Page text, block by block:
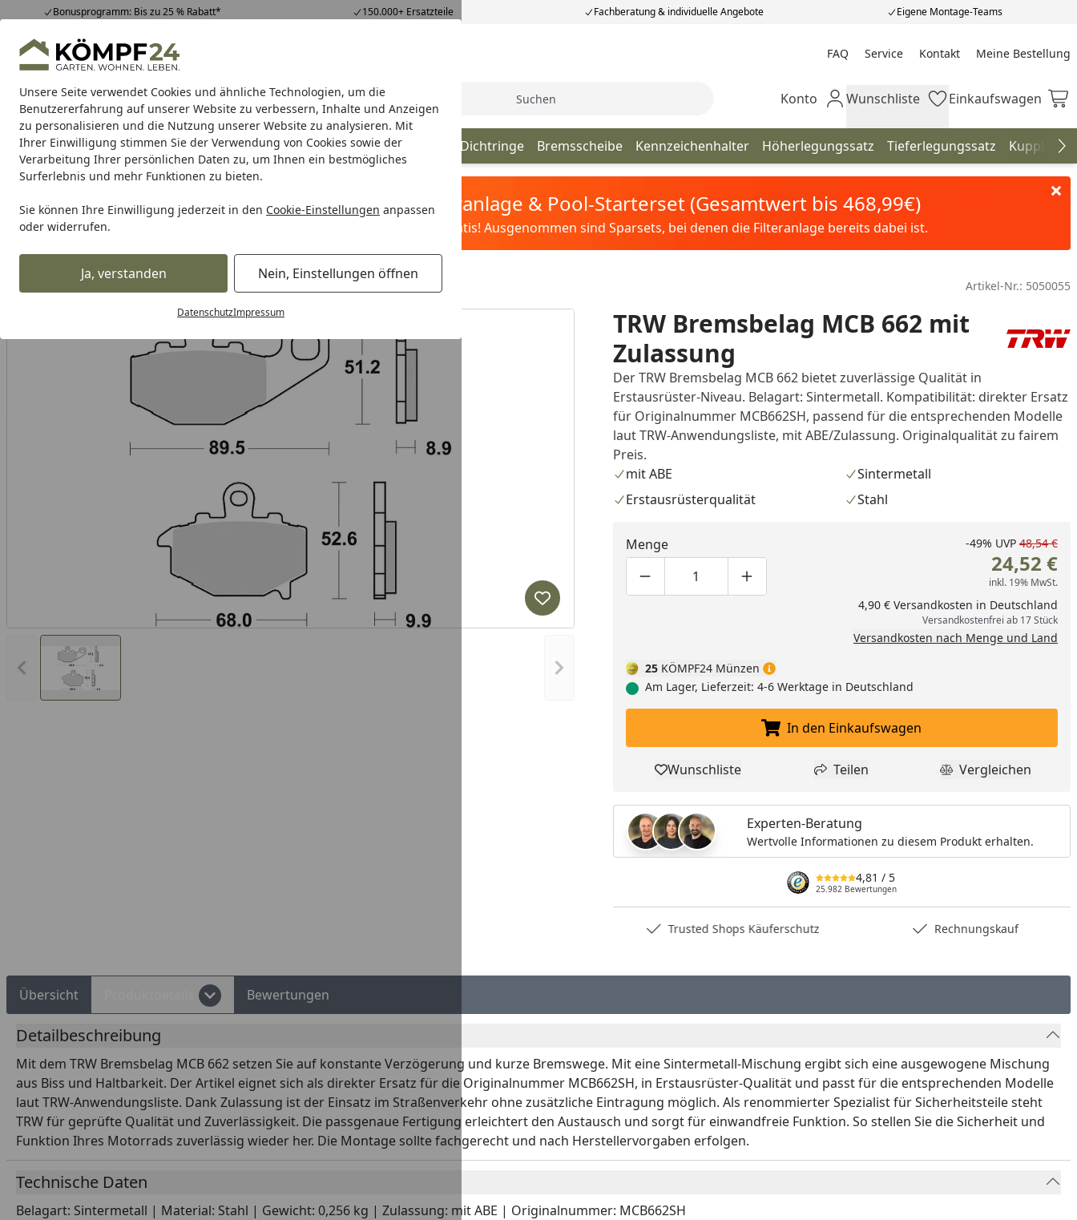
Unsere Seite verwendet Cookies und ähnliche Technologien, um die
Benutzererfahrung auf unserer Website zu verbessern, Inhalte und Anzeigen
zu personalisieren und die Nutzung unserer Website zu analysieren. Mit
Ihrer Einwilligung stimmen Sie der Verwendung von Cookies sowie der
Verarbeitung Ihrer persönlichen Daten zu, um Ihnen ein bestmögliches
Surferlebnis und mehr Funktionen zu bieten.
Sie können Ihre Einwilligung jederzeit in den Cookie-Einstellungen anpassen
oder widerrufen.
Ja, verstanden Nein, Einstellungen öffnen
DatenschutzImpressum
Bonusprogramm: Bis zu 25 % Rabatt* 150.000+ Ersatzteile Fachberatung & individuelle Angebote Eigene Montage-Teams
Hotline07051 / 9 22 22
Mo-Fr. 8-16 Uhr 25.982 Bewertungen FAQ Service Kontakt Meine Bestellung
Meine Bestellung
Alle Produkte
Alle ProdukteHighlights Tipps & Tricks Suche Mein Konto
Konto Wunschliste
Wunschliste Einkaufswagen
Einkaufswagen
TRW Bremsbeläge Bremsbacken Bremsen Zubehör Ersatzteile Dichtringe Bremsscheibe Kennzeichenhalter Höherlegungssatz Tieferlegungssatz
Karibu Pools inkl. gratis Sandfilteranlage & Pool-Starterset (Gesamtwert bis 468,99€)
Dein Traumpool im Sorglos-Paket: Filter&Pflege gratis! Ausgenommen sind Sparsets, bei denen die Filteranlage bereits dabei ist.
Trw Bremsbeläge TRW Bremsbelag MCB 662 mit Zulassung Artikel-Nr.: 5050055
Vorheriges Bild anzeigen Nächstes Bild anzeigen
Produkt zur Wunschliste hinzufügen
TRW Bremsbelag MCB 662 mit
Zulassung
Der TRW Bremsbelag MCB 662 bietet zuverlässige Qualität in
Erstausrüster-Niveau. Belagart: Sintermetall. Kompatibilität: direkter Ersatz
für Originalnummer MCB662SH, passend für die entsprechenden Modelle
laut TRW-Anwendungsliste, mit ABE/Zulassung. Originalqualität zu fairem
Preis.
mit ABE
Sintermetall
Erstausrüsterqualität
Stahl
Menge
Produktmenge um eins verringern
Produktmenge manuell eingeben
Produktmenge um eins erhöhen
-49% UVP 48,54 €
24,52 €
inkl. 19% MwSt.
4,90 € Versandkosten in Deutschland
Versandkostenfrei ab 17 Stück
Versandkosten nach Menge und Land
25 KÖMPF24 Münzen
Am Lager, Lieferzeit: 4-6 Werktage in Deutschland
In den Einkaufswagen legen
In den Einkaufswagen
Produkt zur Wunschliste hinzufügen
Wunschliste Teilen
Teilen Produkt
Vergleichen
Experten-Beratung
Wertvolle Informationen zu diesem Produkt erhalten.
4,81 / 5
25.982 Bewertungen
Trusted Shops Käuferschutz Rechnungskauf
Übersicht Bewertungen
Detailbeschreibung
Mit dem TRW Bremsbelag MCB 662 setzen Sie auf konstante Verzögerung und kurze Bremswege. Mit eine Sintermetall-Mischung ergibt sich eine ausgewogene Mischung
aus Biss und Haltbarkeit. Der Artikel eignet sich als direkter Ersatz für die Originalnummer MCB662SH, in Erstausrüster-Qualität und passt für die entsprechenden Modelle
laut TRW-Anwendungsliste. Dank Zulassung ist der Einsatz im Straßenverkehr ohne zusätzliche Eintragung möglich. Als renommierter Spezialist für Sicherheitsteile steht
TRW für geprüfte Qualität und Zuverlässigkeit. Die passgenaue Fertigung erleichtert den Austausch und sorgt für einwandfreie Funktion. So stellen Sie die Sicherheit und
Funktion Ihres Motorrads zuverlässig wieder her. Die Montage sollte fachgerecht und nach Herstellervorgaben erfolgen.
Technische Daten
Belagart: Sintermetall | Material: Stahl | Gewicht: 0,256 kg | Zulassung: mit ABE | Originalnummer: MCB662SH